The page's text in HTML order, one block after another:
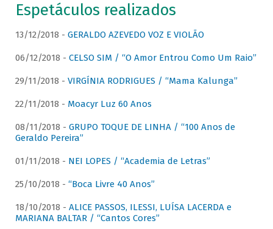
Espetáculos realizados
13/12/2018 - GERALDO AZEVEDO VOZ E VIOLÃO
06/12/2018 - CELSO SIM / “O Amor Entrou Como Um Raio”
29/11/2018 - VIRGÍNIA RODRIGUES / “Mama Kalunga”
22/11/2018 - Moacyr Luz 60 Anos
08/11/2018 - GRUPO TOQUE DE LINHA / “100 Anos de
Geraldo Pereira”
01/11/2018 - NEI LOPES / “Academia de Letras”
25/10/2018 - “Boca Livre 40 Anos”
18/10/2018 - ALICE PASSOS, ILESSI, LUÍSA LACERDA e
MARIANA BALTAR / “Cantos Cores”